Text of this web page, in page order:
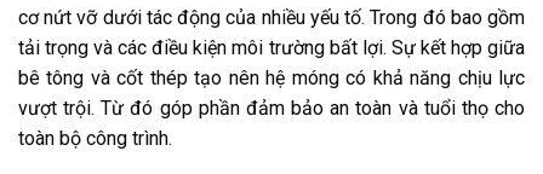
cơ nứt vỡ dưới tác động của nhiều yếu tố. Trong đó bao gồm
tải trọng và các điều kiện môi trường bất lợi. Sự kết hợp giữa
bê tông và cốt thép tạo nên hệ móng có khả năng chịu lực
vượt trội. Từ đó góp phần đảm bảo an toàn và tuổi thọ cho
toàn bộ công trình.